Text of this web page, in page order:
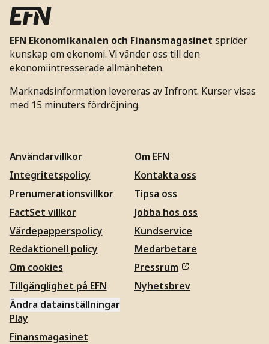
EFN Ekonomikanalen och Finansmagasinet sprider
kunskap om ekonomi. Vi vänder oss till den
ekonomiintresserade allmänheten.
Marknadsinformation levereras av Infront. Kurser visas
med 15 minuters fördröjning.
Användarvillkor
Integritetspolicy
Prenumerationsvillkor
FactSet villkor
Värdepapperspolicy
Redaktionell policy
Om cookies
Tillgänglighet på EFN
Ändra datainställningar
Om EFN
Kontakta oss
Tipsa oss
Jobba hos oss
Kundservice
Medarbetare
Pressrum
Nyhetsbrev
Play
Finansmagasinet